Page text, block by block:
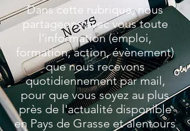
Dans cette rubrique, nous
partageons avec vous toute
l'information (emploi,
formation, action, évènement)
que nous recevons
quotidiennement par mail,
pour que vous soyez au plus
près de l'actualité disponible
en Pays de Grasse et alentours